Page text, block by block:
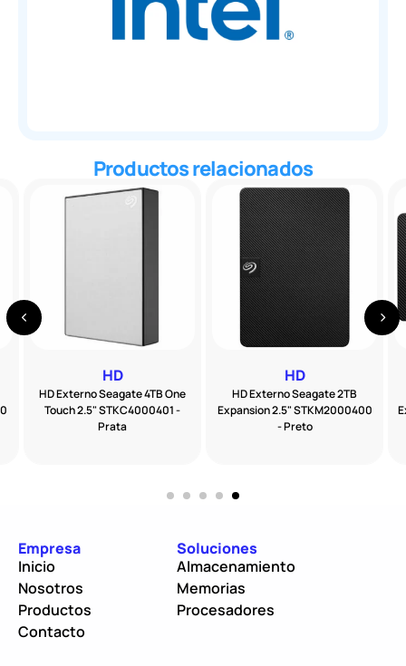
Productos relacionados
HD
HD Externo Seagate 2TB
Expansion 2.5" STKM2000400
- Preto
HD
HD Externo Seagate 4TB One
Touch 2.5" STKC4000401 -
Prata
Empresa
Inicio
Nosotros
Productos
Contacto
Soluciones
Almacenamiento
Memorias
Procesadores